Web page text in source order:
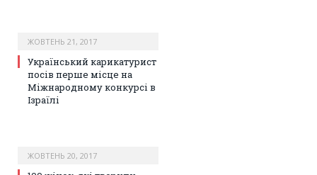
ЖОВТЕНЬ 21, 2017
Український карикатурист
посів перше місце на
Міжнародному конкурсі в
Ізраїлі
ЖОВТЕНЬ 20, 2017